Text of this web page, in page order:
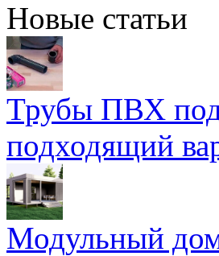
Новые статьи
Трубы ПВХ под
подходящий
Модульный